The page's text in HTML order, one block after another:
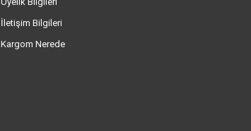
İletişim Bilgileri
Kargom Nerede